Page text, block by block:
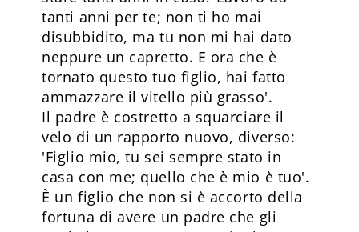
tanti anni per te; non ti ho mai
disubbidito, ma tu non mi hai dato
neppure un capretto. E ora che è
tornato questo tuo figlio, hai fatto
ammazzare il vitello più grasso'.
Il padre è costretto a squarciare il
velo di un rapporto nuovo, diverso:
'Figlio mio, tu sei sempre stato in
casa con me; quello che è mio è tuo'.
È un figlio che non si è accorto della
fortuna di avere un padre che gli